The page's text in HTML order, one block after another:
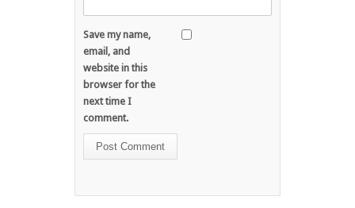
Save my name,
email, and
website in this
browser for the
next time I
comment.